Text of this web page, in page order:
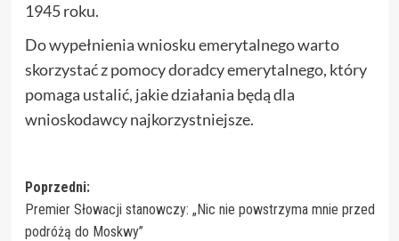
1945 roku.
Do wypełnienia wniosku emerytalnego warto
skorzystać z pomocy doradcy emerytalnego, który
pomaga ustalić, jakie działania będą dla
wnioskodawcy najkorzystniejsze.
Zobacz
wpisy
Poprzedni:
Premier Słowacji stanowczy: „Nic nie powstrzyma mnie przed
podróżą do Moskwy”